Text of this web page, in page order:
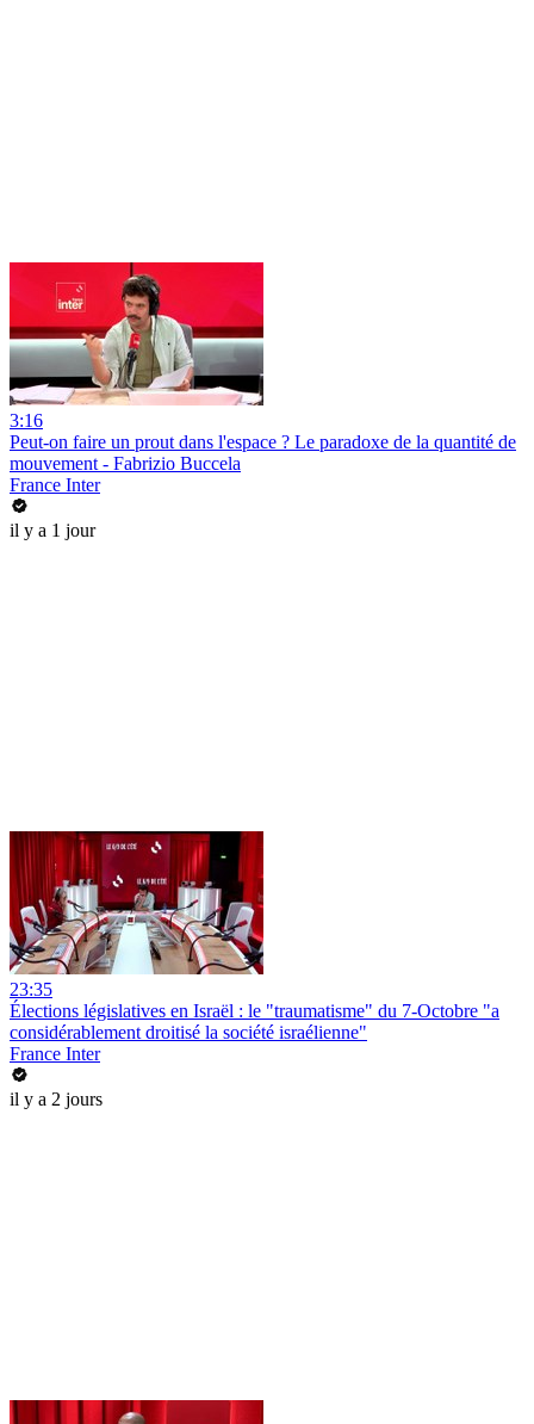
3:16
Peut-on faire un prout dans l'espace ? Le paradoxe de la quantité de
mouvement - Fabrizio Buccela
France Inter
il y a 1 jour
23:35
Élections législatives en Israël : le "traumatisme" du 7-Octobre "a
considérablement droitisé la société israélienne"
France Inter
il y a 2 jours